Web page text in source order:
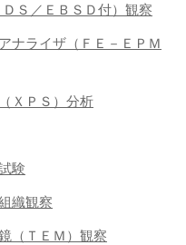
Ｓ／ＥＢＳＤ付）観察
ナライザ（ＦＥ－ＥＰＭ
ＸＰＳ）分析
験
織観察
（ＴＥＭ）観察